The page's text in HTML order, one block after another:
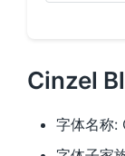
Cinzel
字体名称: